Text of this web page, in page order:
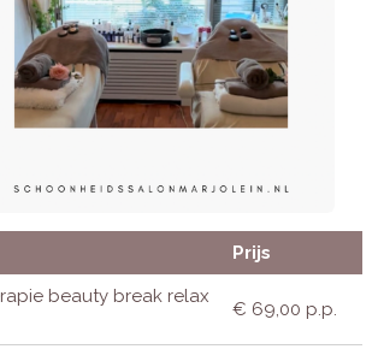
Prijs
beauty break relax
€ 69,00 p.p.